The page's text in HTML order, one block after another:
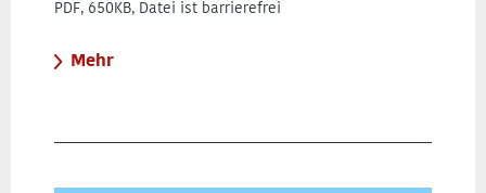
PDF, 650KB, Datei ist barrierefrei
Mehr